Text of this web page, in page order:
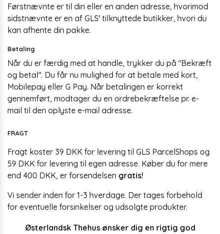
Førstnævnte er til din eller en anden adresse, hvorimod
sidstnævnte er en af GLS' tilknyttede butikker, hvori du
kan afhente din pakke.
Betaling
Når du er færdig med at handle, trykker du på "Bekræft
og betal". Du får nu mulighed for at betale med kort,
Mobilepay eller G Pay. Når betalingen er korrekt
gennemført, modtager du en ordrebekræftelse pr. e-
mail til den oplyste e-mail adresse.
FRAGT
Fragt koster 39 DKK for levering til GLS ParcelShops og
59 DKK for levering til egen adresse Køber du for mere
end 400 DKK, er forsendelsen gratis!
Vi sender inden for 1-3 hverdage. Der tages forbehold
for eventuelle forsinkelser og udsolgte produkter.
Østerlandsk Thehus ønsker dig en rigtig god